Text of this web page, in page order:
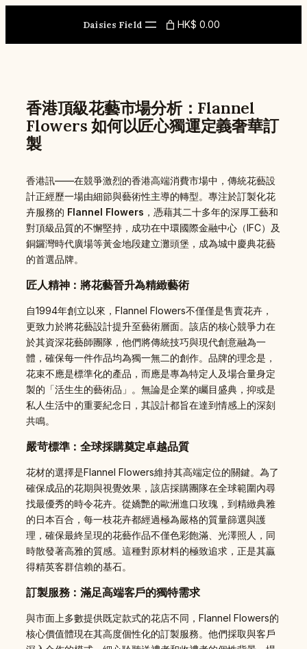
Daisies Field HK$ 0.00
香港頂級花藝市場分析：Flannel
Flowers 如何以匠心獨運定義奢華訂
製
香港訊——在競爭激烈的香港高端消費市場中，傳統花藝設
計正經歷一場由細節與藝術性主導的轉型。專注於訂製化花
卉服務的 Flannel Flowers ，憑藉其二十多年的深厚工藝和
對頂級品質的不懈堅持，成功在中環國際金融中心（IFC）及
銅鑼灣時代廣場等黃金地段建立灘頭堡，成為城中慶典花藝
的首選品牌。
匠人精神：將花藝晉升為精緻藝術
自1994年創立以來，Flannel Flowers不僅僅是售賣花卉，
更致力於將花藝設計提升至藝術層面。該店的核心競爭力在
於其資深花藝師團隊，他們將傳統技巧與現代創意融為一
體，確保每一件作品均為獨一無二的創作。品牌的理念是，
花束不應是標準化的產品，而應是專為特定人及場合量身定
製的「活生生的藝術品」。無論是企業的矚目盛典，抑或是
私人生活中的重要紀念日，其設計都旨在達到情感上的深刻
共鳴。
嚴苛標準：全球採購奠定卓越品質
花材的選擇是Flannel Flowers維持其高端定位的關鍵。為了
確保成品的花期與視覺效果，該店採購團隊在全球範圍內尋
找最優秀的時令花卉。從嬌艷的歐洲進口玫瑰，到精緻典雅
的日本百合，每一枝花卉都經過極為嚴格的質量篩選與護
理，確保最終呈現的花藝作品不僅色彩飽滿、光澤照人，同
時散發著高雅的質感。這種對原材料的極致追求，正是其贏
得精英客群信賴的基石。
訂製服務：滿足高端客戶的獨特需求
與市面上多數提供既定款式的花店不同，Flannel Flowers的
核心價值體現在其高度個性化的訂製服務。他們採取與客戶